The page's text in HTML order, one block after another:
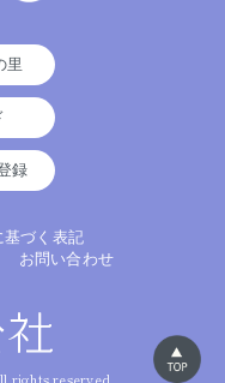
里
録
基づく表記
お問い合わせ
rights reserved.